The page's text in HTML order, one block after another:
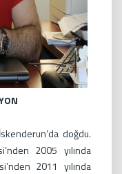
doğdu.
2005 yılında
2011 yılında